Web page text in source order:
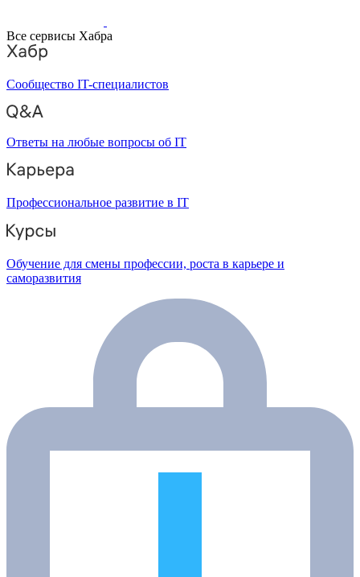
Все сервисы Хабра
Сообщество IT-специалистов
Ответы на любые вопросы об IT
Профессиональное развитие в IT
Обучение для смены профессии, роста в карьере и
саморазвития